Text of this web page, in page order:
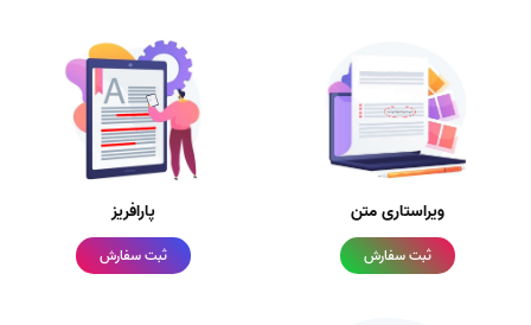
ویراستاری متن
ثبت سفارش
پارافریز
ثبت سفارش